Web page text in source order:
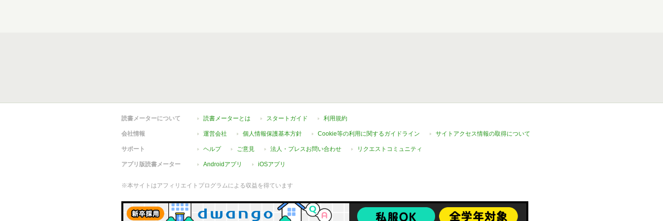
読書メーターについて 読書メーターとは スタートガイド 利用規約
会社情報 運営会社 個人情報保護基本方針 Cookie等の利用に関するガイドライン サイトアクセス情報の取得について
サポート ヘルプ ご意見 法人・プレスお問い合わせ リクエストコミュニティ
アプリ版読書メーター Androidアプリ iOSアプリ
※本サイトはアフィリエイトプログラムによる収益を得ています